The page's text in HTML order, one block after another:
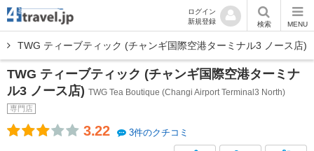
ログイン
新規登録
検索 MENU
TWG ティーブティック (チャンギ国際空港ターミナル3 ノース店)
TWG ティーブティック (チャンギ国際空港ターミナ
ル3 ノース店) TWG Tea Boutique (Changi Airport Terminal3 North)
専門店
3.22 3件のクチコミ